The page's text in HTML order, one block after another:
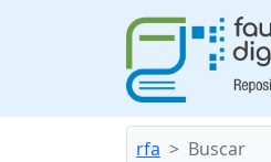
rfa Buscar